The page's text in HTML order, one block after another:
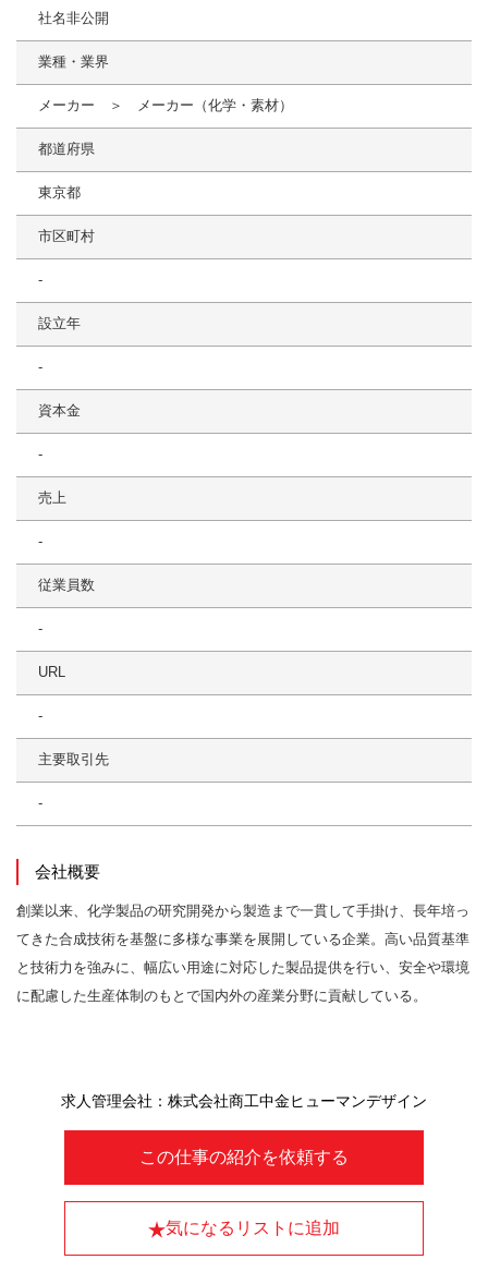
社名非公開
業種・業界
メーカー ＞ メーカー（化学・素材）
都道府県
東京都
市区町村
-
設立年
-
資本金
-
売上
-
従業員数
-
URL
-
主要取引先
-
会社概要
創業以来、化学製品の研究開発から製造まで一貫して手掛け、長年培っ
てきた合成技術を基盤に多様な事業を展開している企業。高い品質基準
と技術力を強みに、幅広い用途に対応した製品提供を行い、安全や環境
に配慮した生産体制のもとで国内外の産業分野に貢献している。
この仕事の紹介を依頼する
気になるリストに追加
求人管理会社：株式会社商工中金ヒューマンデザイン